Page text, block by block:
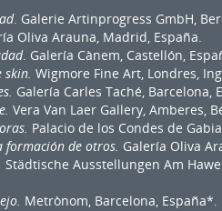
. Galerie Artinprogress GmbH,
Oliva Arauna, Madrid, España.
. Galería Cànem, Castellón,
skin. Wigmore Fine Art, Londres,
Galería Carles Taché, Barcelona,
Vera Van Laer Gallery, Amberes,
Palacio de los Condes de
formación de otros. Galería Oliva
Städtische Ausstellungen Am
Metrònom, Barcelona, España*.